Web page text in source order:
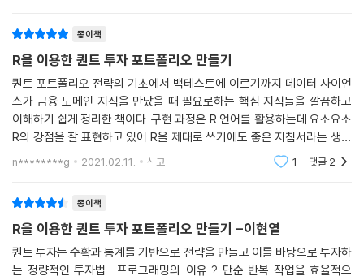
10.2.1 퀄리티와 밸류 간의 관계 · 224
10.2.2 마법공식 이해하기 · 226
10.2.3 마법공식 구성하기 · 227
10.3 이상치 데이터 제거 및 팩터의 결합 231
10.3.1 트림(Trim): 이상치 데이터 삭제 · 232
10.3.2 윈저라이징(Winsorizing): 이상치 데이터 대체 · 233
10.3.3 팩터의 결합 방법 · 234
10.4 멀티팩터 포트폴리오 236
CHAPTER 11 포트폴리오 구성 ＿ 247
11.1 최소분산 포트폴리오 250
11.1.1 slsqp() 함수를 이용한 최적화 · 250
11.1.2 solve.QP() 함수를 이용한 최적화 · 254
종이책
R을 이용한 퀀트 투자 포트폴리오 만들기
퀀트 포트폴리오 전략의 기초에서 백테스트에 이르기까지 데이터 사이언
스가 금융 도메인 지식을 만났을 때 필요로하는 핵심 지식들을 깔끔하고
이해하기 쉽게 정리한 책이다. 구현 과정은 R 언어를 활용하는데 요소요소
R의 강점을 잘 표현하고 있어 R을 제대로 쓰기에도 좋은 지침서라는 생각
이 든다. 크롤링 과정으로 R의 Tidyverse 철학을 느껴볼 수 있고, 8장의
dplyr 데이터 분석
n********g 2021.02.11. 신고 1 댓글 2
종이책
R을 이용한 퀀트 투자 포트폴리오 만들기 -이현열
퀀트 투자는 수확과 통계를 기반으로 전략을 만들고 이를 바탕으로 투자하
는 정량적인 투자법. 프로그래밍의 이유 ? 단순 반복 작업을 효율적으